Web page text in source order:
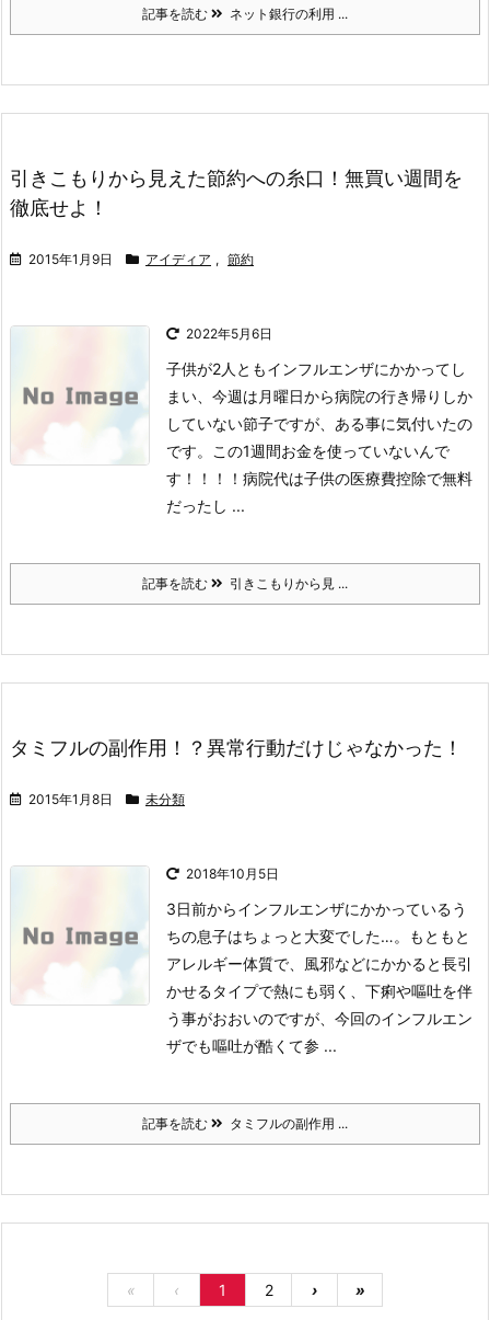
記事を読む ネット銀行の利用 ...
引きこもりから見えた節約への糸口！無買い週間を
徹底せよ！
2015年1月9日 アイディア , 節約
2022年5月6日
子供が2人ともインフルエンザにかかってし
まい、今週は月曜日から病院の行き帰りしか
していない節子ですが、ある事に気付いたの
です。
この1週間お金を使っていないんで
す！！！！ 病院代は子供の医療費控除で無料
だったし ...
記事を読む 引きこもりから見 ...
タミフルの副作用！？異常行動だけじゃなかった！
2015年1月8日 未分類
2018年10月5日
3日前からインフルエンザにかかっているう
ちの息子はちょっと大変でした…。
もともと
アレルギー体質で、風邪などにかかると長引
かせるタイプで熱にも弱く、下痢や嘔吐を伴
う事がおおいのですが、今回のインフルエン
ザでも嘔吐が酷くて参 ...
記事を読む タミフルの副作用 ...
« ‹ 1 2 › »